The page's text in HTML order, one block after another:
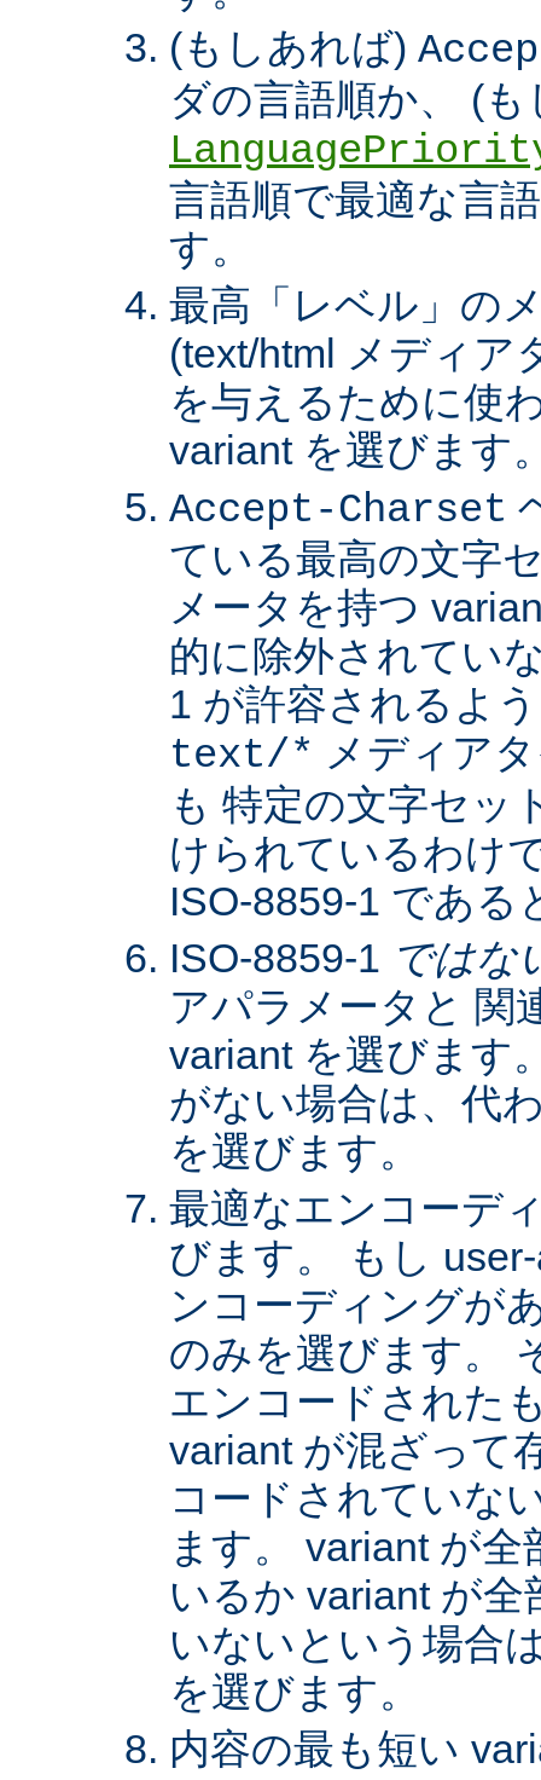
(もしあれば)
ダの言語順か、 (
言語順で最適な言
す。
最高「レベル」の
(text/html メディア
を与えるために使
variant を選びます
Accept-Charset
ている最高の文字
メータを持つ
的に除外されてい
1 が許容されるよ
text/* メディア
も 特定の文字セッ
けられているわけ
ISO-8859-1 である
ISO-8859-1 ではな
アパラメータと 関
variant を選びます
がない場合は、代
を選びます。
最適なエンコーデ
びます。 もし
ンコーディングが
のみを選びます。
エンコードされた
variant が混ざって
コードされていな
ます。 variant が
いるか variant が
いないという場合
を選びます。
内容の最も短い